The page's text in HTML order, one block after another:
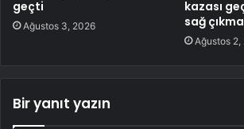
geçti
Ağustos 3, 2026
kazası
sağ
Ağustos 2,
Bir yanıt yazın